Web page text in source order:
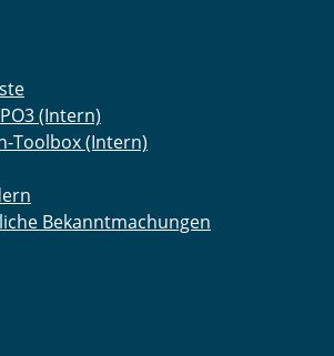
(Intern)
Toolbox (Intern)
Bekanntmachungen